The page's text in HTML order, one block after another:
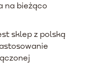
na bieżąco
sklep z polską